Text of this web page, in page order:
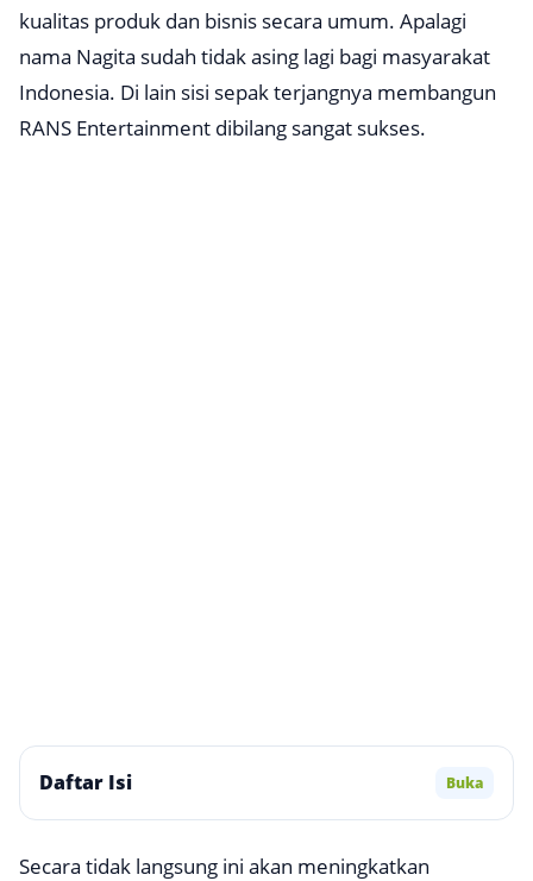
kualitas produk dan bisnis secara umum. Apalagi
nama Nagita sudah tidak asing lagi bagi masyarakat
Indonesia. Di lain sisi sepak terjangnya membangun
RANS Entertainment dibilang sangat sukses.
Daftar Isi Buka
Secara tidak langsung ini akan meningkatkan